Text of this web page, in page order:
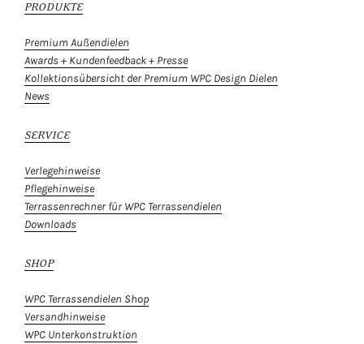
PRODUKTE
Premium Außendielen
Awards + Kundenfeedback + Presse
Kollektionsübersicht der Premium WPC Design Dielen
News
SERVICE
Verlegehinweise
Pflegehinweise
Terrassenrechner für WPC Terrassendielen
Downloads
SHOP
WPC Terrassendielen Shop
Versandhinweise
WPC Unterkonstruktion